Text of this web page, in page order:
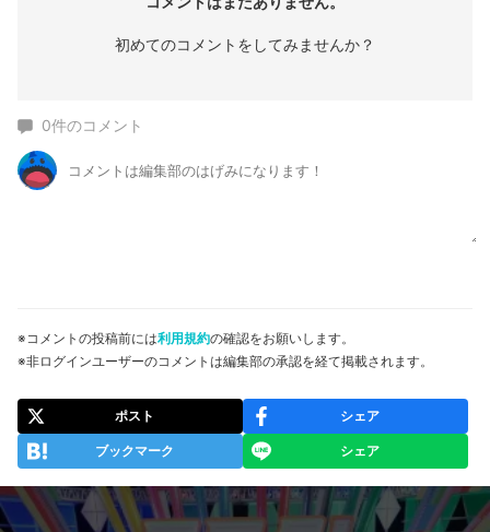
初めてのコメントをしてみませんか？
0件のコメント
※コメントの投稿前には利用規約の確認をお願いします。
※非ログインユーザーのコメントは編集部の承認を経て掲載されます。
ポスト シェア
ブックマーク シェア